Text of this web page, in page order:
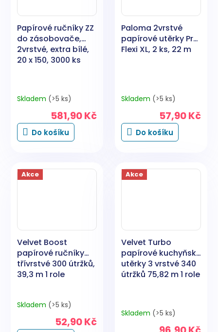
Papírové ručníky ZZ
do zásobovače,
2vrstvé, extra bílé,
20 x 150, 3000 ks
Skladem (>5 ks)
581,90 Kč
Do košíku
Paloma 2vrstvé
papírové utěrky Pro
Flexi XL, 2 ks, 22 m
Skladem (>5 ks)
57,90 Kč
Do košíku
Akce
Velvet Boost
papírové ručníky
třívrstvé 300 útržků,
39,3 m 1 role
Průměrné
Skladem (>5 ks)
52,90 Kč
Akce
Velvet Turbo
papírové kuchyňské
utěrky 3 vrstvé 340
útržků 75,82 m 1 role
Skladem (>5 ks)